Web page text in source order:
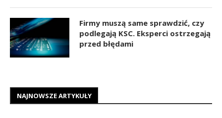
Firmy muszą same sprawdzić, czy
podlegają KSC. Eksperci ostrzegają
przed błędami
NAJNOWSZE ARTYKUŁY